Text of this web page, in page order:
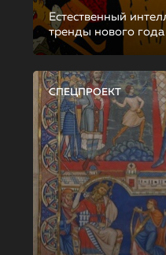
Естественный
тренды нового года
СПЕЦПРОЕКТ